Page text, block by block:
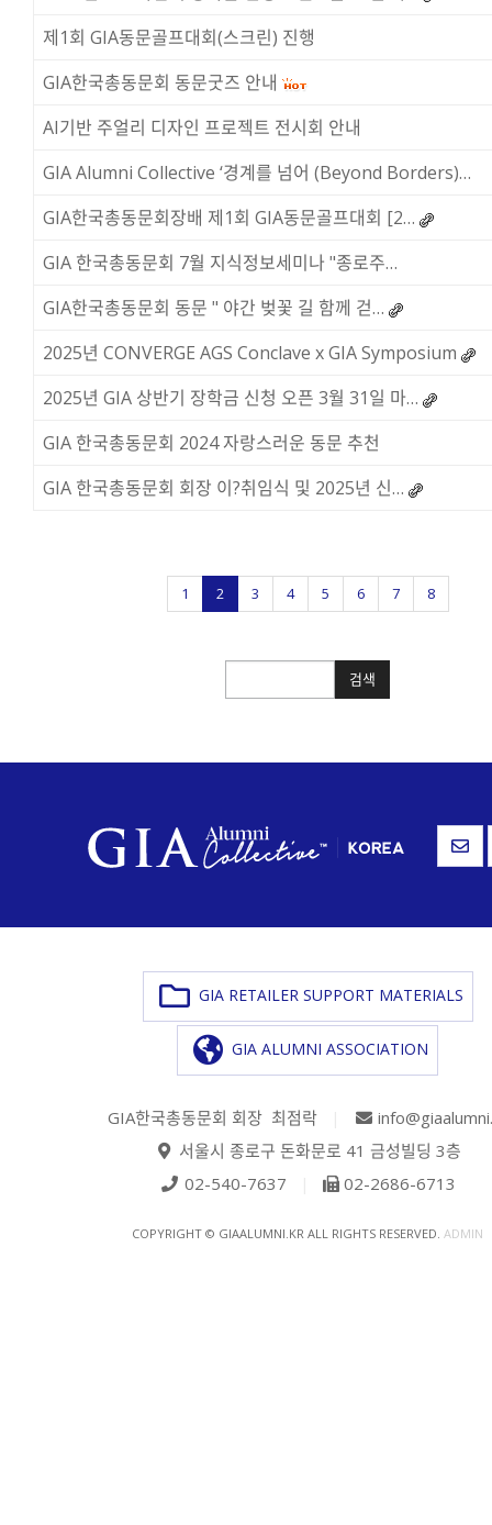
제1회 GIA동문골프대회(스크린) 진행
GIA한국총동문회 동문굿즈 안내
AI기반 주얼리 디자인 프로젝트 전시회 안내
GIA Alumni Collective ‘경계를 넘어 (Beyond Borders)…
GIA한국총동문회장배 제1회 GIA동문골프대회 [2…
GIA 한국총동문회 7월 지식정보세미나 "종로주…
GIA한국총동문회 동문 " 야간 벚꽃 길 함께 걷…
2025년 CONVERGE AGS Conclave x GIA Symposium
2025년 GIA 상반기 장학금 신청 오픈 3월 31일 마…
GIA 한국총동문회 2024 자랑스러운 동문 추천
GIA 한국총동문회 회장 이?취임식 및 2025년 신…
1 2 3 4 5 6 7 8
검색
GIA RETAILER SUPPORT MATERIALS
GIA ALUMNI ASSOCIATION
GIA한국총동문회 회장 최점락
서울시 종로구 돈화문로 41 금성빌딩 3층
02-540-7637
02-2686-6713
COPYRIGHT © GIAALUMNI.KR ALL RIGHTS RESERVED. ADMIN